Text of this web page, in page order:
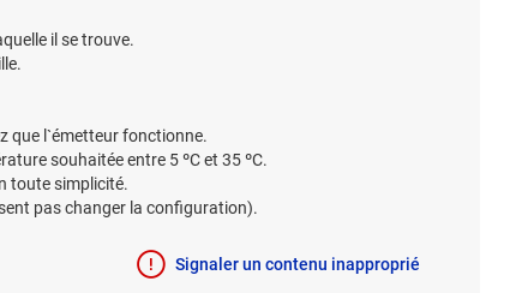
il se trouve.
que l`émetteur fonctionne.
souhaitée entre 5 ºC et 35 ºC.
toute simplicité.
pas changer la configuration).
Signaler un contenu inapproprié